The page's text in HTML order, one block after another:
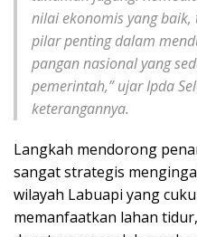
nilai ekonomis yang
pilar penting dalam
pangan nasional yang
pemerintah,” ujar Ipda
keterangannya.
Langkah mendorong
sangat strategis
wilayah Labuapi yang
memanfaatkan lahan